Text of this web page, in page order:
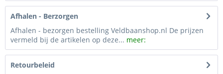
Afhalen - Berzorgen
Afhalen - bezorgen bestelling Veldbaanshop.nl De prijzen
vermeld bij de artikelen op deze... meer:
Retourbeleid